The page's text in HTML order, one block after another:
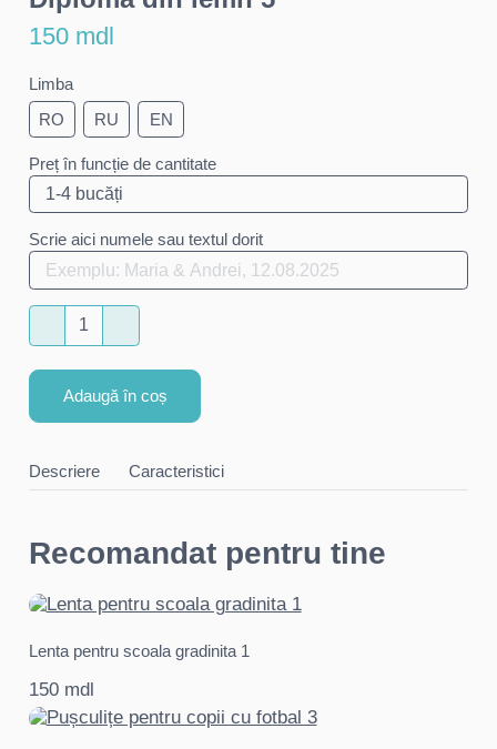
150 mdl
Limba
RO
RU EN
Preț în funcție de cantitate
Scrie aici numele sau textul dorit
Adaugă în coș
Descriere Caracteristici
Recomandat pentru tine
Lenta pentru scoala gradinita 1
150 mdl